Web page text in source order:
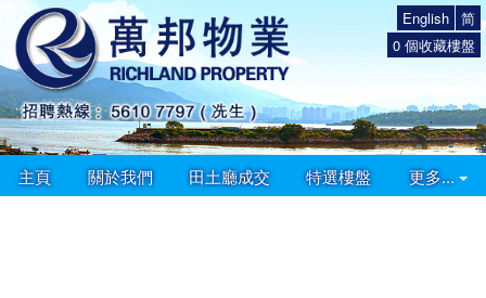
简
English
0 個收藏樓盤
主頁 關於我們 田土廳成交 特選樓盤 更多...